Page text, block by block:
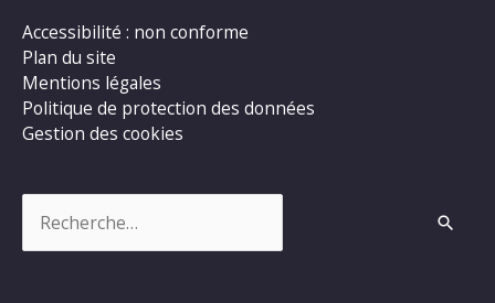
Accessibilité : non conforme
Plan du site
Mentions légales
Politique de protection des données
Gestion des cookies